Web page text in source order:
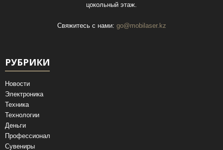
цокольный этаж.
Свяжитесь с нами: go@mobilaser.kz
РУБРИКИ
Новости
Электроника
Техника
Технологии
Деньги
Профессионал
Сувениры